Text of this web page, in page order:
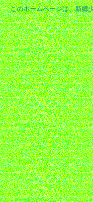
このホームページは、新郷